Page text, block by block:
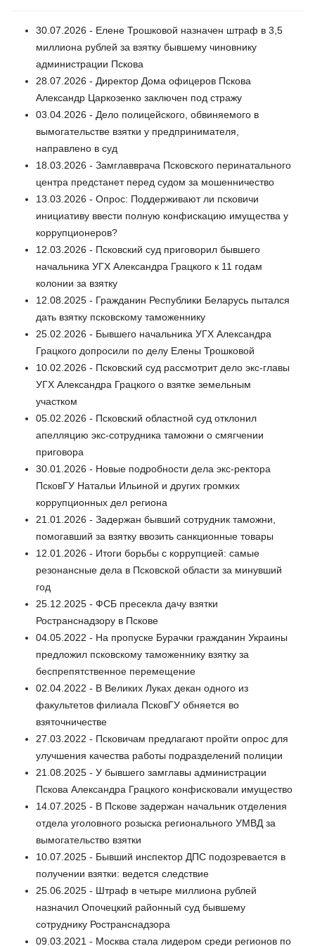
30.07.2026 - Елене Трошковой назначен штраф в 3,5
миллиона рублей за взятку бывшему чиновнику
администрации Пскова
28.07.2026 - Директор Дома офицеров Пскова
Александр Царкозенко заключен под стражу
03.04.2026 - Дело полицейского, обвиняемого в
вымогательстве взятки у предпринимателя,
направлено в суд
18.03.2026 - Замглавврача Псковского перинатального
центра предстанет перед судом за мошенничество
13.03.2026 - Опрос: Поддерживают ли псковичи
инициативу ввести полную конфискацию имущества у
коррупционеров?
12.03.2026 - Псковский суд приговорил бывшего
начальника УГХ Александра Грацкого к 11 годам
колонии за взятку
12.08.2025 - Гражданин Республики Беларусь пытался
дать взятку псковскому таможеннику
25.02.2026 - Бывшего начальника УГХ Александра
Грацкого допросили по делу Елены Трошковой
10.02.2026 - Псковский суд рассмотрит дело экс-главы
УГХ Александра Грацкого о взятке земельным
участком
05.02.2026 - Псковский областной суд отклонил
апелляцию экс-сотрудника таможни о смягчении
приговора
30.01.2026 - Новые подробности дела экс-ректора
ПсковГУ Натальи Ильиной и других громких
коррупционных дел региона
21.01.2026 - Задержан бывший сотрудник таможни,
помогавший за взятку ввозить санкционные товары
12.01.2026 - Итоги борьбы с коррупцией: самые
резонансные дела в Псковской области за минувший
год
25.12.2025 - ФСБ пресекла дачу взятки
Ространснадзору в Пскове
04.05.2022 - На пропуске Бурачки гражданин Украины
предложил псковскому таможеннику взятку за
беспрепятственное перемещение
02.04.2022 - В Великих Луках декан одного из
факультетов филиала ПсковГУ обняется во
взяточничестве
27.03.2022 - Псковичам предлагают пройти опрос для
улучшения качества работы подразделений полиции
21.08.2025 - У бывшего замглавы администрации
Пскова Александра Грацкого конфисковали имущество
14.07.2025 - В Пскове задержан начальник отделения
отдела уголовного розыска регионального УМВД за
вымогательство взятки
10.07.2025 - Бывший инспектор ДПС подозревается в
получении взятки: ведется следствие
25.06.2025 - Штраф в четыре миллиона рублей
назначил Опочецкий районный суд бывшему
сотруднику Ространснадзора
09.03.2021 - Москва стала лидером среди регионов по